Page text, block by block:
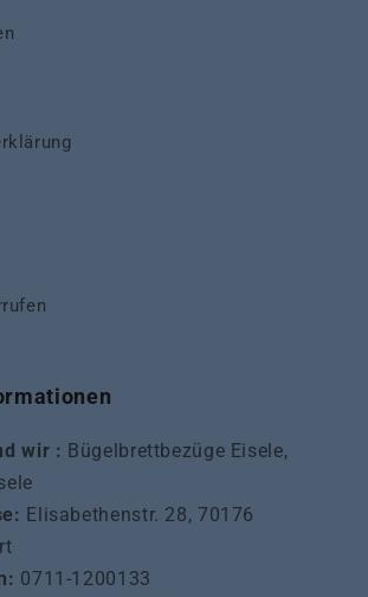
wir : Bügelbrettbezüge Eisele,
Elisabethenstr. 28, 70176
0711-1200133